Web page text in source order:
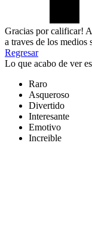
Gracias por calificar!
a traves de los medios
Regresar
Lo que acabo de ver
Raro
Asqueroso
Divertido
Interesante
Emotivo
Increible